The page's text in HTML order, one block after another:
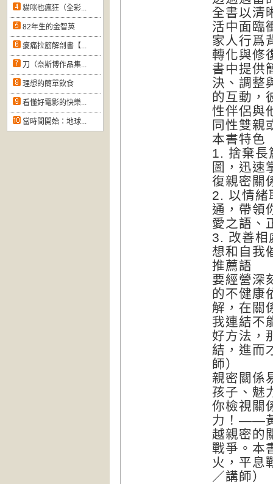
貓咪也瘋狂（全彩...
82年生的金智英
痠痛拉筋解剖書【...
刀（奈斯博作品集...
理想的簡單飲食
看懂好電影的快樂...
當時間開始：地球...
全書以清
活中面臨
家人行爲
轉化與修
書中提供
決、調整
的互動，
性伴侶與
同性雙親
本書特色
1. 捨棄長
圖，迅速
復親密關
2. 以情緒
通，帶領
愛之語、
3. 改善相
想和自我
推薦語
要經營深
的不健康
解，在關
我連結不
好方法，
結，進而
師）
親密關係
孩子、魅
你檢視關
力！——
越親密的
戰爭。本
火，平息
／講師）